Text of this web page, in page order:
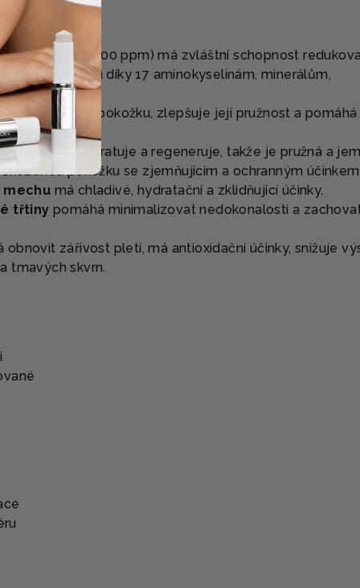
bílé břízy
(10 000 ppm) má zvláštní schopnost
pokožku díky 17 aminokyselinám, minerálům,
hydratuje pokožku, zlepšuje její pružnost a pomáhá
zklidňuje, hydratuje a regeneruje, takže je pružná a
pokožku se zjemňujícím a ochranným
mechu má chladivé, hydratační a zklidňující účinky.
třtiny pomáhá minimalizovat nedokonalosti a
obnovit zářivost pleti, má antioxidační účinky, snižuje
tmavých skvrn.